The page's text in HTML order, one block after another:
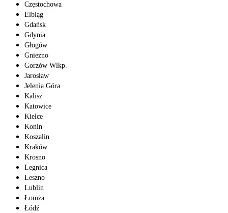
Częstochowa
Elbląg
Gdańsk
Gdynia
Głogów
Gniezno
Gorzów Wlkp.
Jarosław
Jelenia Góra
Kalisz
Katowice
Kielce
Konin
Koszalin
Kraków
Krosno
Legnica
Leszno
Lublin
Łomża
Łódź